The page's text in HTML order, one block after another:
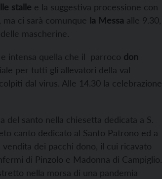
stalle e la suggestiva processione con
ci sarà comunque la Messa alle 9.30,
mascherine.
intensa quella che il parroco don
per tutti gli allevatori della val
dal virus. Alle 14.30 la celebrazione
del santo nella chiesetta dedicata a S.
canto dedicato al Santo Patrono ed a
dei pacchi dono, il cui ricavato
di Pinzolo e Madonna di Campiglio.
nella morsa di una pandemia